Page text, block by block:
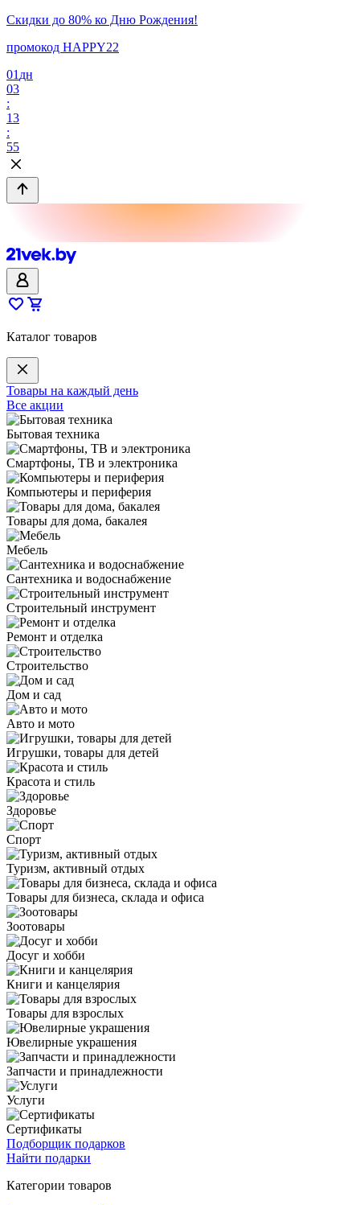
Скидки до 80% ко Дню Рождения!
промокод HAPPY22
01 дн
03
:
13
:
55
Каталог товаров
Товары на каждый день
Все акции
Бытовая техника
Смартфоны, ТВ и электроника
Компьютеры и периферия
Товары для дома, бакалея
Мебель
Сантехника и водоснабжение
Строительный инструмент
Ремонт и отделка
Строительство
Дом и сад
Авто и мото
Игрушки, товары для детей
Красота и стиль
Здоровье
Спорт
Туризм, активный отдых
Товары для бизнеса, склада и офиса
Зоотовары
Досуг и хобби
Книги и канцелярия
Товары для взрослых
Ювелирные украшения
Запчасти и принадлежности
Услуги
Сертификаты
Подборщик подарков
Найти подарки
Категории товаров